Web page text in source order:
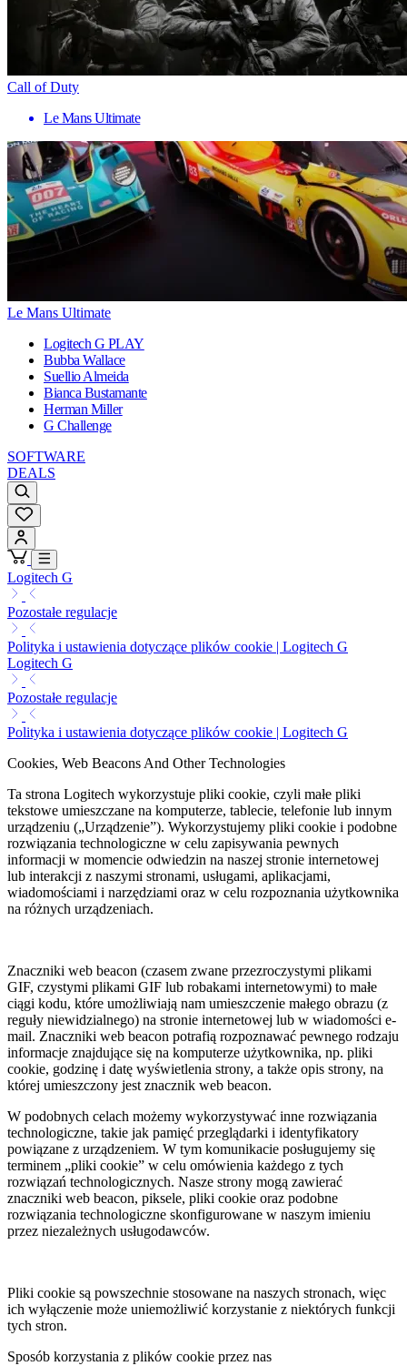
Call of Duty
Le Mans Ultimate
Le Mans Ultimate
Logitech G PLAY
Bubba Wallace
Suellio Almeida
Bianca Bustamante
Herman Miller
G Challenge
SOFTWARE
DEALS
Logitech G
Pozostałe regulacje
Polityka i ustawienia dotyczące plików cookie | Logitech G
Logitech G
Pozostałe regulacje
Polityka i ustawienia dotyczące plików cookie | Logitech G
Cookies, Web Beacons And Other Technologies
Ta strona Logitech wykorzystuje pliki cookie, czyli małe pliki
tekstowe umieszczane na komputerze, tablecie, telefonie lub innym
urządzeniu („Urządzenie”). Wykorzystujemy pliki cookie i podobne
rozwiązania technologiczne w celu zapisywania pewnych
informacji w momencie odwiedzin na naszej stronie internetowej
lub interakcji z naszymi stronami, usługami, aplikacjami,
wiadomościami i narzędziami oraz w celu rozpoznania użytkownika
na różnych urządzeniach.
Znaczniki web beacon (czasem zwane przezroczystymi plikami
GIF, czystymi plikami GIF lub robakami internetowymi) to małe
ciągi kodu, które umożliwiają nam umieszczenie małego obrazu (z
reguły niewidzialnego) na stronie internetowej lub w wiadomości e-
mail. Znaczniki web beacon potrafią rozpoznawać pewnego rodzaju
informacje znajdujące się na komputerze użytkownika, np. pliki
cookie, godzinę i datę wyświetlenia strony, a także opis strony, na
której umieszczony jest znacznik web beacon.
W podobnych celach możemy wykorzystywać inne rozwiązania
technologiczne, takie jak pamięć przeglądarki i identyfikatory
powiązane z urządzeniem. W tym komunikacie posługujemy się
terminem „pliki cookie” w celu omówienia każdego z tych
rozwiązań technologicznych. Nasze strony mogą zawierać
znaczniki web beacon, piksele, pliki cookie oraz podobne
rozwiązania technologiczne skonfigurowane w naszym imieniu
przez niezależnych usługodawców.
Pliki cookie są powszechnie stosowane na naszych stronach, więc
ich wyłączenie może uniemożliwić korzystanie z niektórych funkcji
tych stron.
Sposób korzystania z plików cookie przez nas